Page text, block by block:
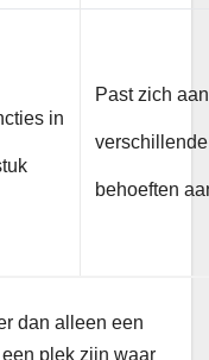
in
Past zich aan
verschillende
behoeften
dan alleen een
plek zijn waar